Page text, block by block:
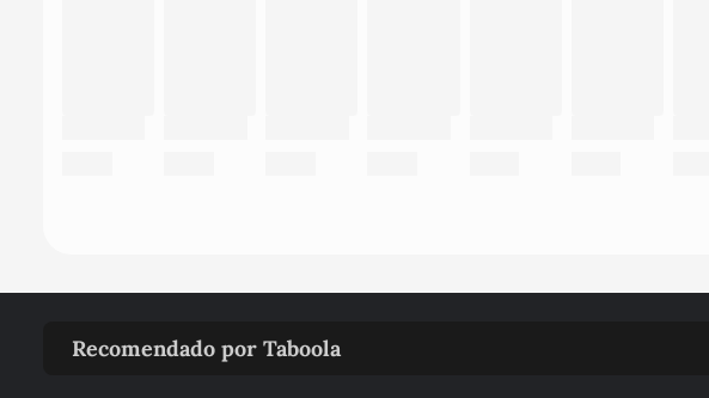
Recomendado por Taboola